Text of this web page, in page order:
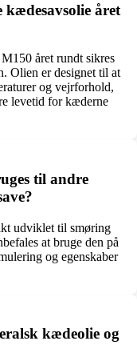
kædesavsolie året
året rundt sikres
Olien er designet til at
og vejrforhold,
levetid for kæderne
til andre
udviklet til smøring
at bruge den på
og egenskaber
kædeolie og